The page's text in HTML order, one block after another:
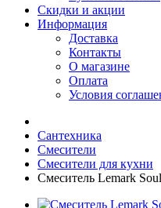
Скидки и акции
Информация
Доставка
Контакты
О магазине
Оплата
Условия
Сантехника
Смесители
Смесители для кухни
Смеситель Lemark